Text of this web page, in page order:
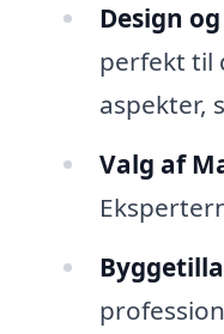
Design
perfekt til
aspekter,
Valg af